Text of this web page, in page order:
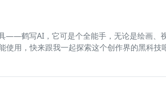
——鹤写AI，它可是个全能手，无论是绘画、
用，快来跟我一起探索这个创作界的黑科技